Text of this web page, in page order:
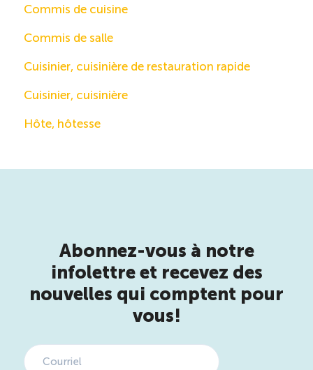
Commis de cuisine
Commis de salle
Cuisinier, cuisinière de restauration rapide
Cuisinier, cuisinière
Hôte, hôtesse
Abonnez-vous à notre
infolettre et recevez des
nouvelles qui comptent pour
vous!